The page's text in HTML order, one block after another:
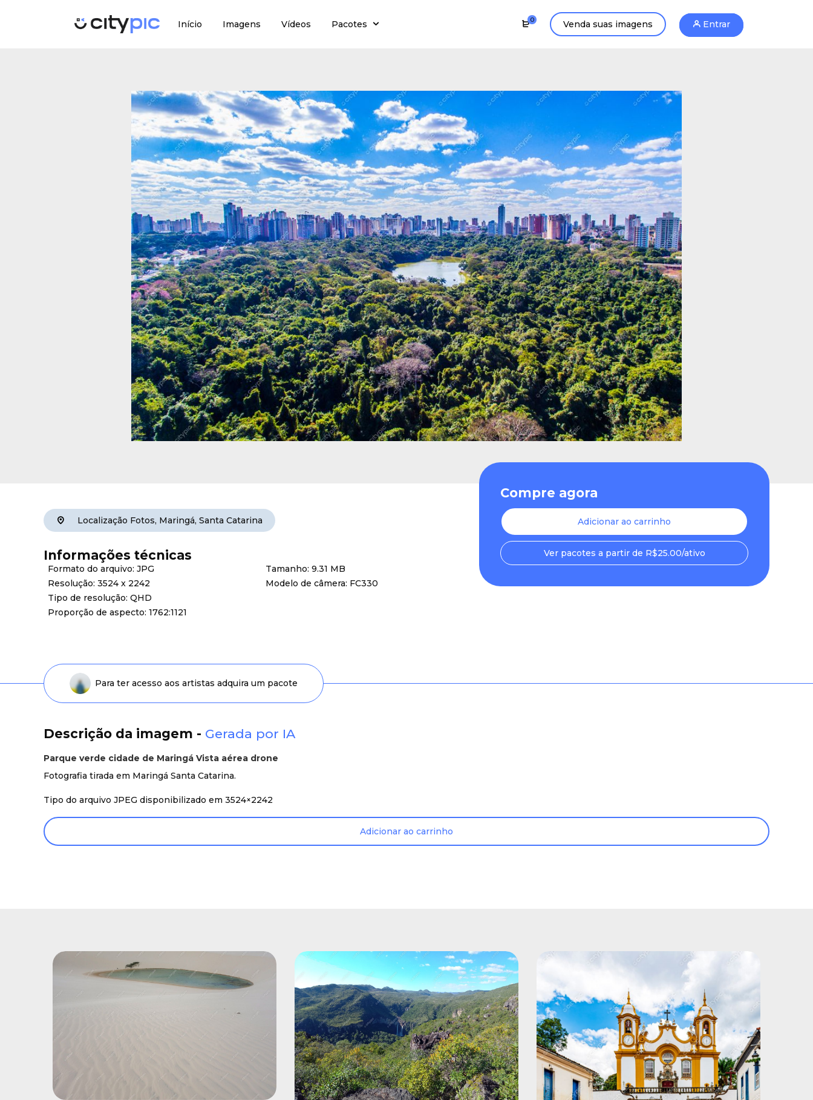
Início Imagens Vídeos Pacotes 0 Venda suas imagens Entrar
Localização Fotos, Maringá, Santa Catarina
Informações técnicas
Formato do arquivo: JPG
Resolução: 3524 x 2242
Tipo de resolução: QHD
Proporção de aspecto: 1762:1121
Tamanho: 9.31 MB
Modelo de câmera: FC330
Compre agora
Adicionar ao carrinho
Ver pacotes a partir de R$25.00/ativo
Para ter acesso aos artistas adquira um pacote
Descrição da imagem - Gerada por IA
Parque verde cidade de Maringá Vista aérea drone
Fotografia tirada em Maringá Santa Catarina.
Tipo do arquivo JPEG disponibilizado em 3524×2242
Adicionar ao carrinho